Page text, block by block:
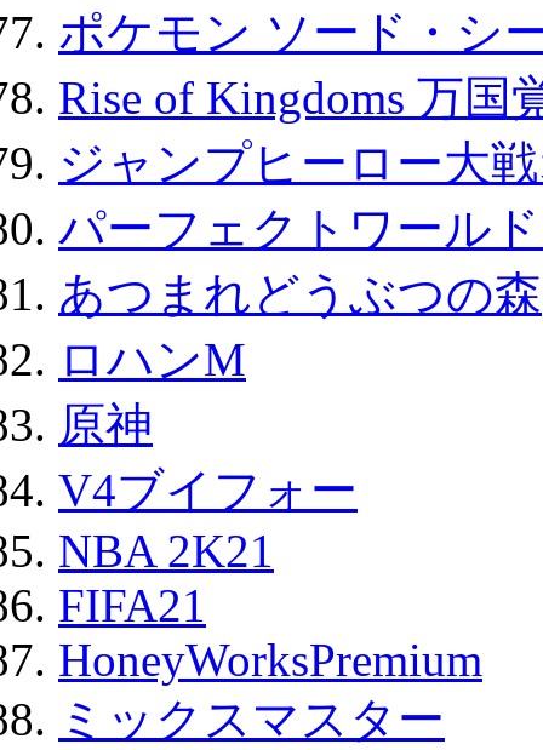
ポケモン ソード・シ
Rise of Kingdoms 万
ジャンプヒーロー大
パーフェクトワール
あつまれどうぶつの森
ロハンM
原神
V4ブイフォー
NBA 2K21
FIFA21
HoneyWorksPremium
ミックスマスター